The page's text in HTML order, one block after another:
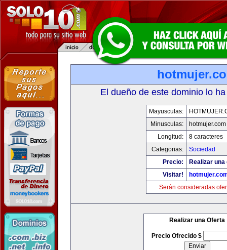
El dueño de este dominio lo
Mayusculas:
Minusculas:
hotmujer.com
Longitud:
8 caracteres
Categorias:
Sociedad
Precio:
Realizar
Visitar!
Serán consideradas
Realizar una Oferta
Precio Ofrecido $